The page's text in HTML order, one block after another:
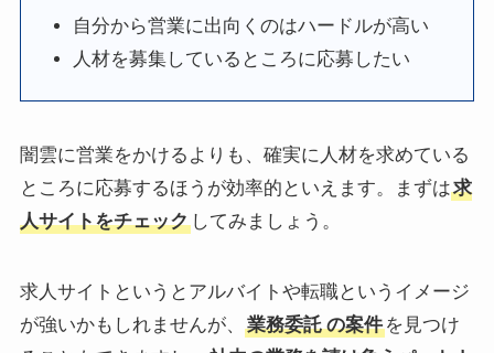
自分から営業に出向くのはハードルが高い
人材を募集しているところに応募したい
闇雲に営業をかけるよりも、確実に人材を求めている
ところに応募するほうが効率的といえます。まずは求
人サイトをチェックしてみましょう。
求人サイトというとアルバイトや転職というイメージ
が強いかもしれませんが、
業務委託 の案件を見つけ